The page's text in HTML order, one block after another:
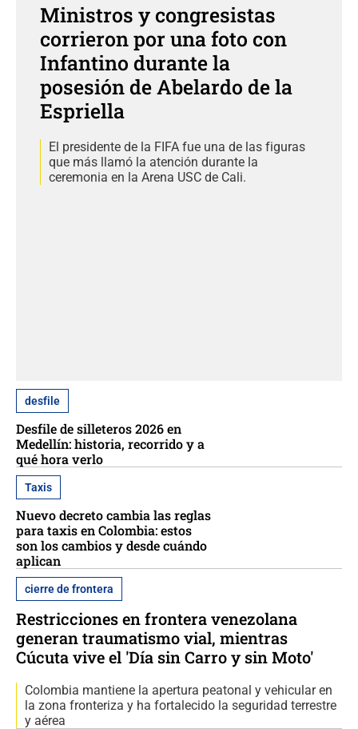
Ministros y congresistas
corrieron por una foto con
Infantino durante la
posesión de Abelardo de la
Espriella
El presidente de la FIFA fue una de las figuras
que más llamó la atención durante la
ceremonia en la Arena USC de Cali.
desfile
Desfile de silleteros 2026 en
Medellín: historia, recorrido y a
qué hora verlo
Taxis
Nuevo decreto cambia las reglas
para taxis en Colombia: estos
son los cambios y desde cuándo
aplican
cierre de frontera
Restricciones en frontera venezolana
generan traumatismo vial, mientras
Cúcuta vive el 'Día sin Carro y sin Moto'
Colombia mantiene la apertura peatonal y vehicular en
la zona fronteriza y ha fortalecido la seguridad terrestre
y aérea